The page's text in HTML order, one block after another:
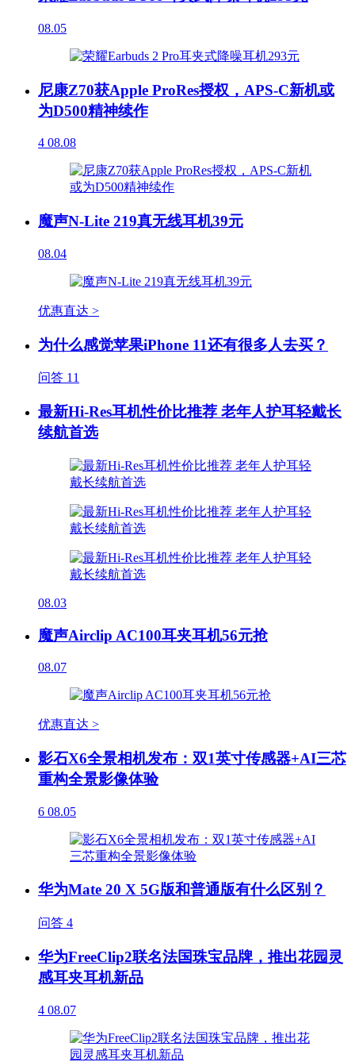
08.05
尼康Z70获Apple ProRes授权，APS-C新机或
为D500精神续作
4 08.08
魔声N-Lite 219真无线耳机39元
08.04
优惠直达 >
为什么感觉苹果iPhone 11还有很多人去买？
问答 11
最新Hi-Res耳机性价比推荐 老年人护耳轻戴长
续航首选
08.03
魔声Airclip AC100耳夹耳机56元抢
08.07
优惠直达 >
影石X6全景相机发布：双1英寸传感器+AI三芯
重构全景影像体验
6 08.05
华为Mate 20 X 5G版和普通版有什么区别？
问答 4
华为FreeClip2联名法国珠宝品牌，推出花园灵
感耳夹耳机新品
4 08.07